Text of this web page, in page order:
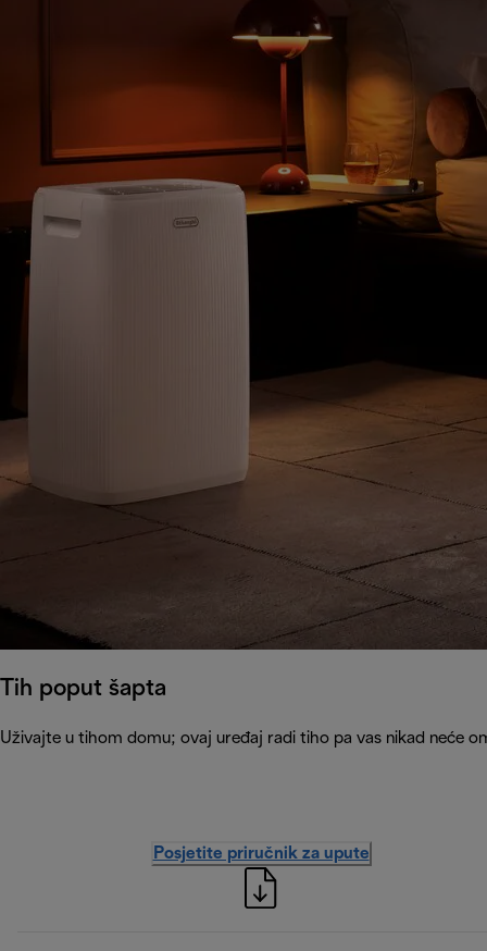
Tih poput šapta
Uživajte u tihom domu; ovaj uređaj radi tiho pa vas nikad neće
Posjetite priručnik za upute